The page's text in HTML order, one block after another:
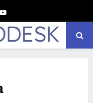
Youtube